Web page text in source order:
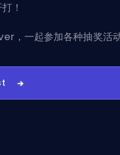
！
，一起参加各种抽奖活